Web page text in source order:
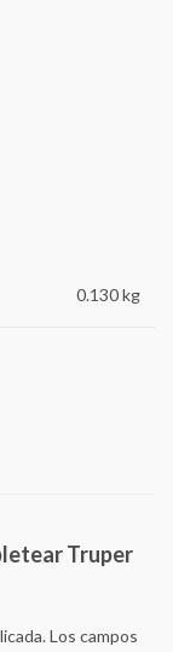
0.130 kg
Truper
Los campos